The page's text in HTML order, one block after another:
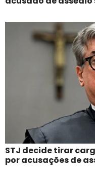
STJ decide tirar
por acusações de